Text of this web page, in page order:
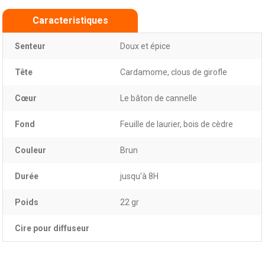
Caracteristiques
Senteur Doux et épice
Tête Cardamome, clous de girofle
Cœur Le bâton de cannelle
Fond Feuille de laurier, bois de cèdre
Couleur Brun
Durée jusqu'à 8H
Poids 22 gr
Cire pour diffuseur